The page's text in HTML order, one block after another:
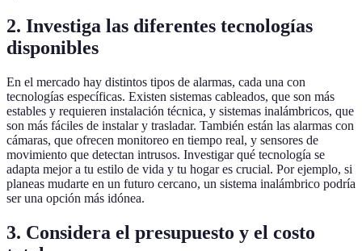
2. Investiga las diferentes tecnologías
disponibles
En el mercado hay distintos tipos de alarmas, cada una con
tecnologías específicas. Existen sistemas cableados, que son más
estables y requieren instalación técnica, y sistemas inalámbricos, que
son más fáciles de instalar y trasladar. También están las alarmas con
cámaras, que ofrecen monitoreo en tiempo real, y sensores de
movimiento que detectan intrusos. Investigar qué tecnología se
adapta mejor a tu estilo de vida y tu hogar es crucial. Por ejemplo, si
planeas mudarte en un futuro cercano, un sistema inalámbrico podría
ser una opción más idónea.
3. Considera el presupuesto y el costo